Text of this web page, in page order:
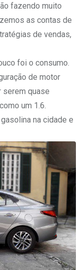
fazendo muito
as contas de
de vendas,
foi o consumo.
de motor
quase
um 1.6.
na cidade e